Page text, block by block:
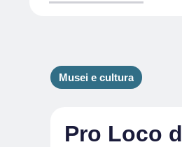
Musei e cultura
Pro Loco